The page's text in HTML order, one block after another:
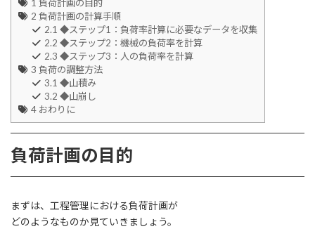
1 負荷計画の目的
2 負荷計画の計算手順
2.1 ◆ステップ1：負荷率計算に必要なデータを収集
2.2 ◆ステップ2：機械の負荷率を計算
2.3 ◆ステップ3：人の負荷率を計算
3 負荷の調整方法
3.1 ◆山積み
3.2 ◆山崩し
4 おわりに
負荷計画の目的
まずは、工程管理における負荷計画が
どのようなものか見ていきましょう。